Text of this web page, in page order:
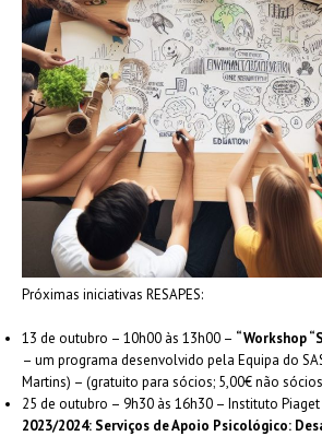
Próximas iniciativas RESAPES:
13 de outubro – 10h00 às 13h00 – “Workshop
– um programa desenvolvido pela Equipa do
Martins) – (gratuito para sócios; 5,00€ não
25 de outubro – 9h30 às 16h30 – Instituto Piaget
2023/2024: Serviços de Apoio Psicológico: